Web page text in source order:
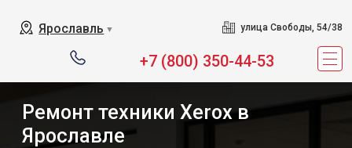
Ярославль ▼ улица Свободы, 54/38
+7 (800) 350-44-53
Ремонт техники Xerox в
Ярославле